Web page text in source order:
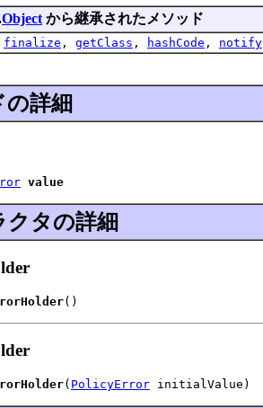
Object から継承されたメソッド
finalize , getClass , hashCode , notify
の詳細
value
クタの詳細
()
( PolicyError initialValue)